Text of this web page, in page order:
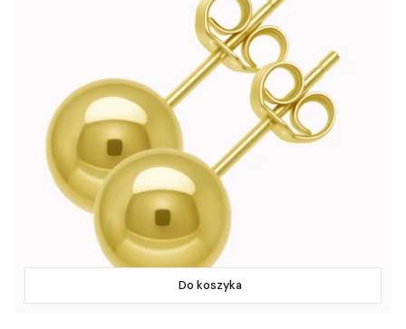
Do koszyka